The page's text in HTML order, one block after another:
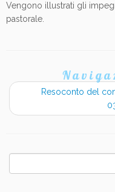
Vengono illustrati gli
pastorale.
Resoconto del
per: